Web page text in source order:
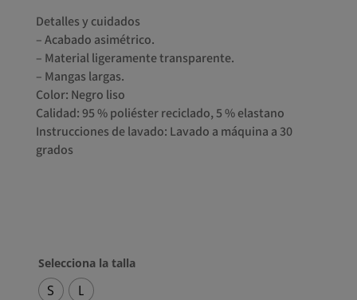
Detalles y cuidados
– Acabado asimétrico.
– Material ligeramente transparente.
– Mangas largas.
Color: Negro liso
Calidad: 95 % poliéster reciclado, 5 % elastano
Instrucciones de lavado: Lavado a máquina a 30
grados
Selecciona la talla
S L